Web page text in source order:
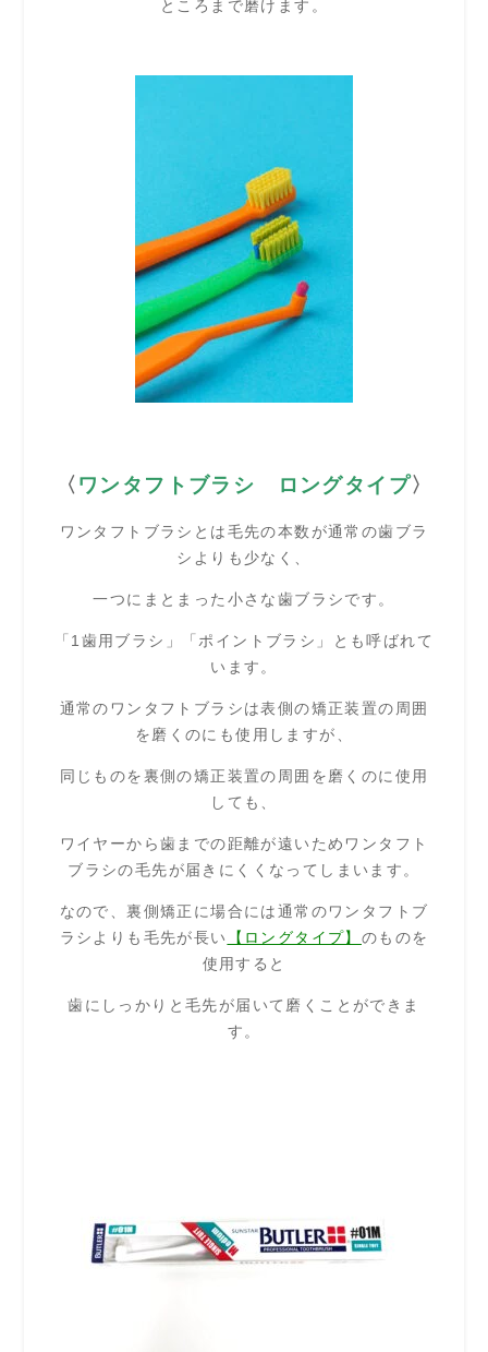
ところまで磨けます。
〈 ワンタフトブラシ ロングタイプ〉
ワンタフトブラシとは毛先の本数が通常の歯ブラ
シよりも少なく、
一つにまとまった小さな歯ブラシです。
「1歯用ブラシ」「ポイントブラシ」とも呼ばれて
います。
通常のワンタフトブラシは表側の矯正装置の周囲
を磨くのにも使用しますが、
同じものを裏側の矯正装置の周囲を磨くのに使用
しても、
ワイヤーから歯までの距離が遠いためワンタフト
ブラシの毛先が届きにくくなってしまいます。
なので、裏側矯正に場合には通常のワンタフトブ
ラシよりも毛先が長い
【ロングタイプ】 のものを
使用すると
歯にしっかりと毛先が届いて磨くことができま
す。